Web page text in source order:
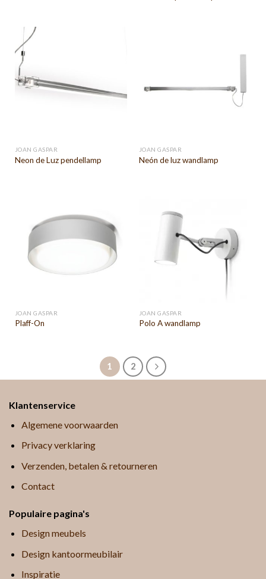
JOAN GASPAR
Neon de Luz pendellamp
JOAN GASPAR
Neón de luz wandlamp
JOAN GASPAR
Plaff-On
JOAN GASPAR
Polo A wandlamp
1 2
Klantenservice
Algemene voorwaarden
Privacy verklaring
Verzenden, betalen & retourneren
Contact
Populaire pagina's
Design meubels
Design kantoormeubilair
Inspiratie